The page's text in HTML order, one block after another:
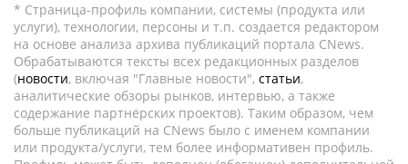
* Страница-профиль компании, системы (продукта или
услуги), технологии, персоны и т.п. создается редактором
на основе анализа архива публикаций портала CNews.
Обрабатываются тексты всех редакционных разделов
(новости, включая "Главные новости", статьи,
аналитические обзоры рынков, интервью, а также
содержание партнёрских проектов). Таким образом, чем
больше публикаций на CNews было с именем компании
или продукта/услуги, тем более информативен профиль.